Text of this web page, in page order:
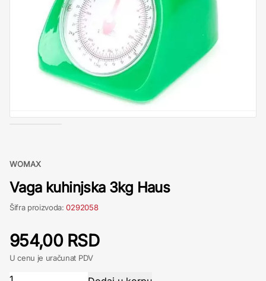
WOMAX
Vaga kuhinjska 3kg Haus
Šifra proizvoda:0292058
954,00 RSD
U cenu je uračunat PDV